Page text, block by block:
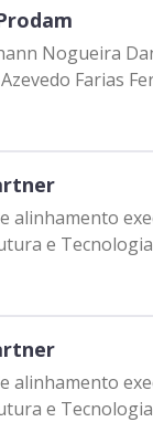
Nogueira
Farias
alinhamento
e Tecnologia
alinhamento
e Tecnologia